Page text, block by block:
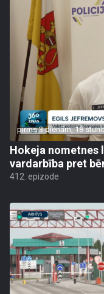
pirms 3 dienām, 18
Hokeja nometnes
vardarbība pret
412. epizode